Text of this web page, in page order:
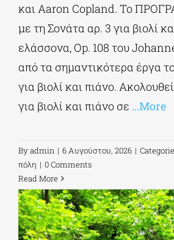
και Aaron Copland. Το
με τη Σονάτα αρ. 3 για βιολί
ελάσσονα, Op. 108 του
από τα σημαντικότερα έργα
για βιολί και πιάνο.
για βιολί και πιάνο σε ...More
Byadmin | 6 Αυγούστου, 2026 |
πόλη | 0 Comments
Read More